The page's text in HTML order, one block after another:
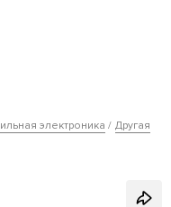
электроника
Другая